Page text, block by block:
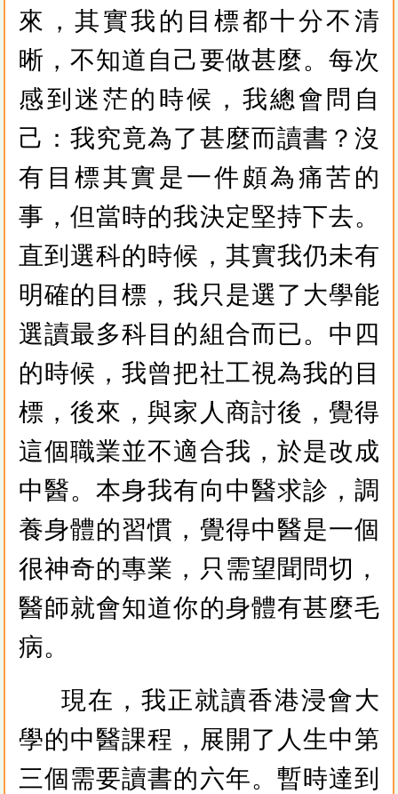
來，其實我的目標都十分不清
晰，不知道自己要做甚麼。每次
感到迷茫的時候，我總會問自
己：我究竟為了甚麼而讀書？沒
有目標其實是一件頗為痛苦的
事，但當時的我決定堅持下去。
直到選科的時候，其實我仍未有
明確的目標，我只是選了大學能
選讀最多科目的組合而已。中四
的時候，我曾把社工視為我的目
標，後來，與家人商討後，覺得
這個職業並不適合我，於是改成
中醫。本身我有向中醫求診，調
養身體的習慣，覺得中醫是一個
很神奇的專業，只需望聞問切，
醫師就會知道你的身體有甚麼毛
病。
現在，我正就讀香港浸會大
學的中醫課程，展開了人生中第
三個需要讀書的六年。暫時達到